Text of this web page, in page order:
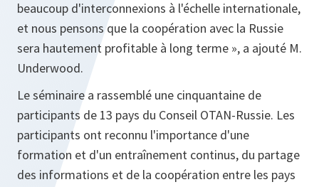
beaucoup d'interconnexions à l'échelle internationale,
et nous pensons que la coopération avec la Russie
sera hautement profitable à long terme », a ajouté M.
Underwood.
Le séminaire a rassemblé une cinquantaine de
participants de 13 pays du Conseil OTAN-Russie. Les
participants ont reconnu l'importance d'une
formation et d'un entraînement continus, du partage
des informations et de la coopération entre les pays